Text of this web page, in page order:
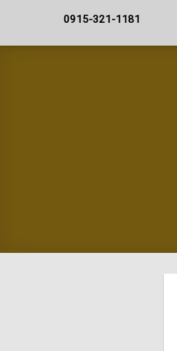
0915-321-1181